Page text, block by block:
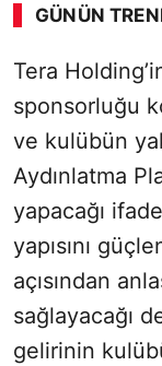
GÜNÜN
Tera
sponsorluğu
ve kulübün
Aydınlatma
yapacağı
yapısını
açısından
sağlayacağı
gelirinin